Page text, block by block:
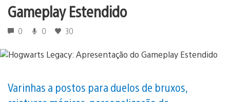
Gameplay Estendido
0 0 30
Varinhas a postos para duelos de bruxos,